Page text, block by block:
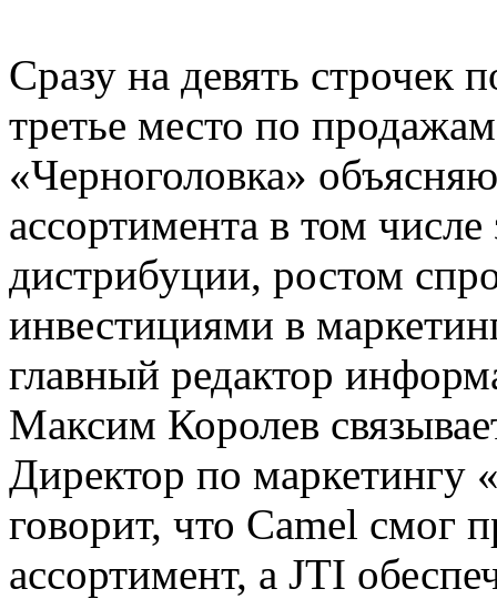
Сразу на девять строчек
третье место по
«Черноголовка»
ассортимента в том
дистрибуции, ростом
инвестициями в
главный редактор
Максим Королев
Директор по маркетингу
говорит, что Camel смог
ассортимент, а JTI